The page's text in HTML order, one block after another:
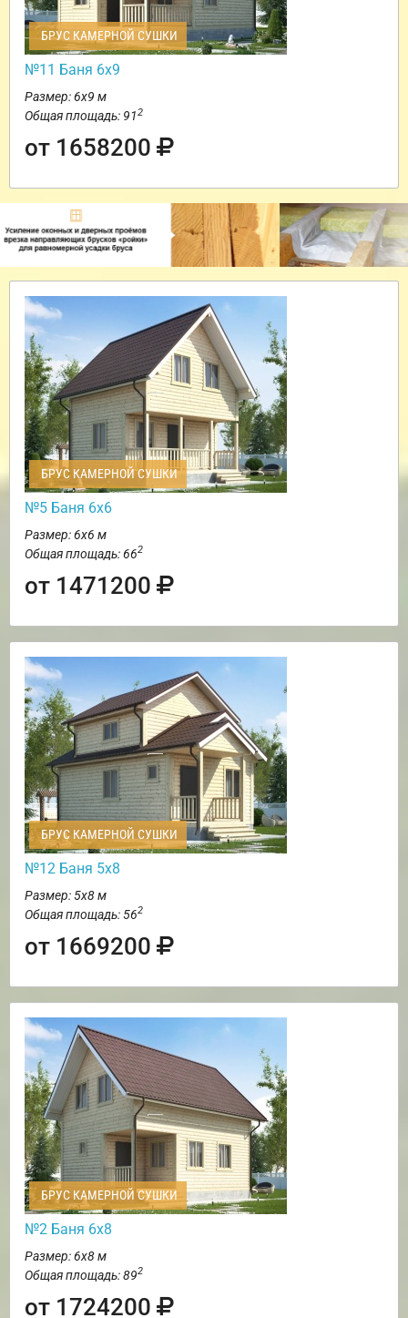
БРУС КАМЕРНОЙ СУШКИ
№11 Баня 6х9
Размер: 6х9 м
Общая площадь: 912
от 1658200
БРУС КАМЕРНОЙ СУШКИ
№5 Баня 6х6
Размер: 6х6 м
Общая площадь: 662
от 1471200
БРУС КАМЕРНОЙ СУШКИ
№12 Баня 5х8
Размер: 5х8 м
Общая площадь: 562
от 1669200
БРУС КАМЕРНОЙ СУШКИ
№2 Баня 6х8
Размер: 6х8 м
Общая площадь: 892
от 1724200